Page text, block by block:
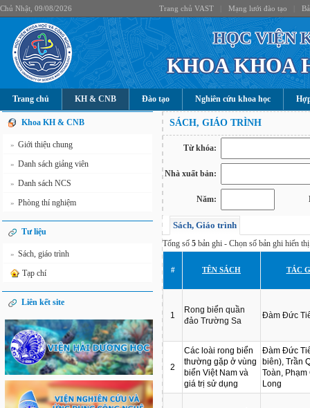
Chủ Nhật, 09/08/2026 Trang chủ VAST Mạng lưới đào tạo
HỌC VIỆN
KHOA KHOA
Trang chủ KH & CNB Đào tạo Nghiên cứu khoa học
Khoa KH & CNB
» Giới thiệu chung
» Danh sách giảng viên
» Danh sách NCS
» Phòng thí nghiệm
Tư liệu
» Sách, giáo trình
Tạp chí
Liên kết site
SÁCH, GIÁO TRÌNH
Từ khóa:
Nhà xuất bản:
Năm:
Sách, Giáo trình
Tổng số 5 bản ghi - Chọn số bản ghi hiển
# TÊN SÁCH TÁC
1
Rong biển quần
đảo Trường Sa
Đàm Đức
2
Các loài rong biển
thường gặp ở vùng
biển Việt Nam và
giá trị sử dụng
Đàm Đức
biên), Trần
Toàn, Phạm
Long